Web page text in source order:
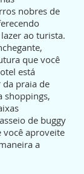
nobres de
ao turista.
que você
está
da praia de
shoppings,
de buggy
você aproveite
a